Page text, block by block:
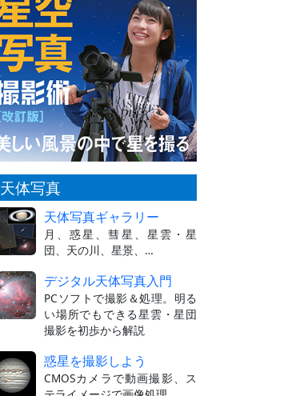
天体写真
天体写真ギャラリー
月、惑星、彗星、星雲・星
団、天の川、星景、…
デジタル天体写真入門
PCソフトで撮影＆処理。明る
い場所でもできる星雲・星団
撮影を初歩から解説
惑星を撮影しよう
CMOSカメラで動画撮影、ス